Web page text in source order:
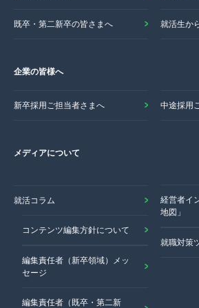
既卒・第二新卒の皆さまへ 就活生か
企業の皆様へ
新卒採用ご担当者さまへ 中途採用
メディアについて
就活コラム
コンテンツ編集方針について
編集責任者（新卒領域）メッ
セージ
編集責任者（既卒・第二新
経営者イ
地図」
就職対策